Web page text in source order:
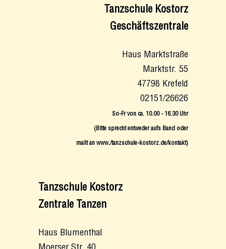
Tanzschule Kostorz
Geschäftszentrale
Haus Marktstraße
Marktstr. 55
47798 Krefeld
02151/26626
So-Fr von ca. 10.00 - 16.30 Uhr
(Bitte sprecht entweder aufs Band oder
mailt an www./tanzschule-kostorz.de/kontakt)
Tanzschule Kostorz
Zentrale Tanzen
Haus Blumenthal
Moerser Str. 40